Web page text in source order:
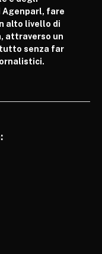
Agenparl, fare
alto livello di
attraverso un
senza far